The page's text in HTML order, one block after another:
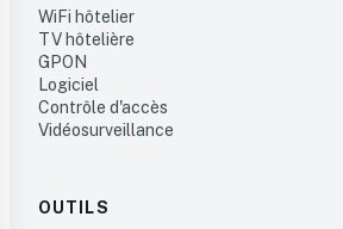
WiFi hôtelier
TV hôtelière
GPON
Logiciel
Contrôle d'accès
Vidéosurveillance
OUTILS